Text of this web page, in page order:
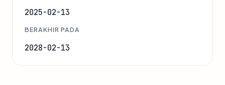
2025-02-13
BERAKHIR PADA
2028-02-13